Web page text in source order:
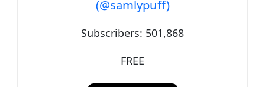
(@samlypuff)
Subscribers: 501,868
FREE